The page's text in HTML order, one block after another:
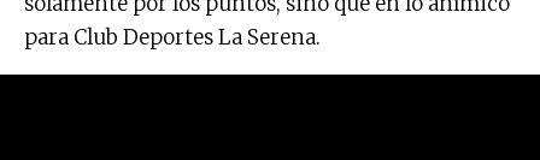
para Club Deportes La Serena.